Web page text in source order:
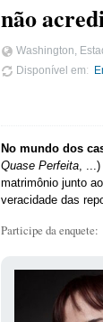
não
Washington,
Disponível em
No mundo dos
Quase Perfeita ,
matrimônio junto
veracidade das
Participe da enquete: